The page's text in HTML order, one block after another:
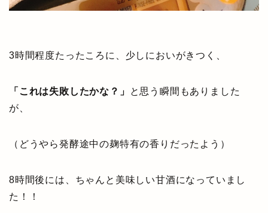
3時間程度たったころに、少しにおいがきつく、
「これは失敗したかな？」
と思う瞬間もありました
が、
（どうやら発酵途中の麹特有の香りだったよう）
8時間後には、ちゃんと美味しい甘酒になっていまし
た！！